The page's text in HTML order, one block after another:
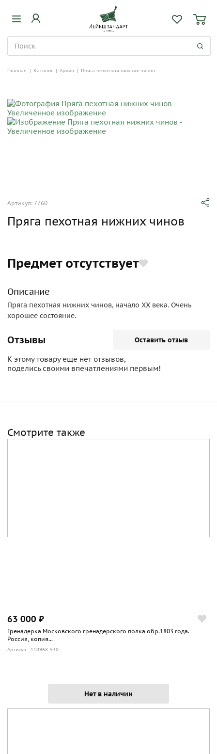
Главная | Каталог | Архив | Пряга пехотная нижних чинов
Артикул: 7760
Пряга пехотная нижних чинов
Предмет отсутствует
Описание
Пряга пехотная нижних чинов, начало ХХ века. Очень
хорошее состояние.
Отзывы Оставить отзыв
К этому товару еще нет отзывов,
поделись своими впечатлениями первым!
Смотрите также
63 000 ₽
Гренадерка Московского гренадерского полка обр.1803 года.
Россия, копия...
Артикул: 110968-530
Нет в наличии